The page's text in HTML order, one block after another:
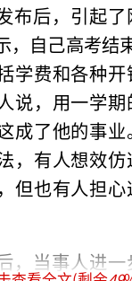
布后，引起
，自己高考结
学费和各种
说，用一学
成了他的事
，有人想效
但也有人担
，当事人进